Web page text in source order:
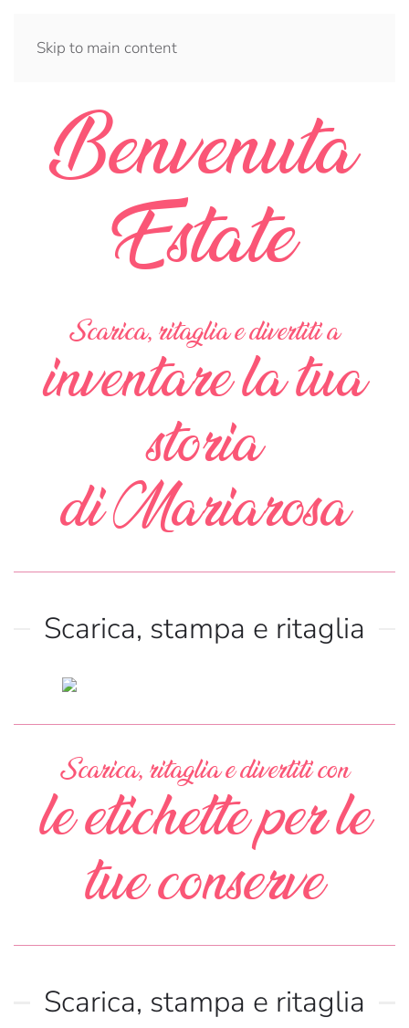
Skip to main content
Benvenuta
Estate
Scarica, ritaglia e divertiti a
inventare la tua
storia
di Mariarosa
Scarica, stampa e ritaglia
Scarica, ritaglia e divertiti con
le etichette per le
tue conserve
Scarica, stampa e ritaglia